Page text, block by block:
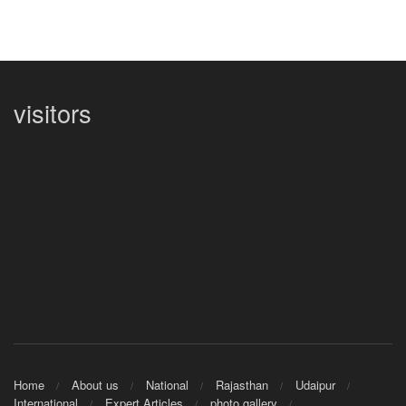
visitors
Home About us National Rajasthan
Udaipur